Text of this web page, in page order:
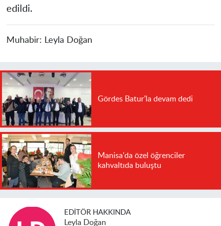
edildi.
Muhabir: Leyla Doğan
Gördes Batur'la devam dedi
Manisa'da özel öğrenciler
kahvaltıda buluştu
EDITÖR HAKKINDA
Leyla Doğan